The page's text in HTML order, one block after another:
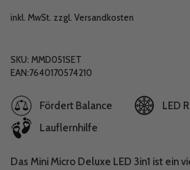
inkl. MwSt. zzgl. Versandkosten
SKU: MMD051SET
EAN:7640170574210
Fördert Balance
LED
Lauflernhilfe
Das Mini Micro Deluxe LED 3in1 ist ein